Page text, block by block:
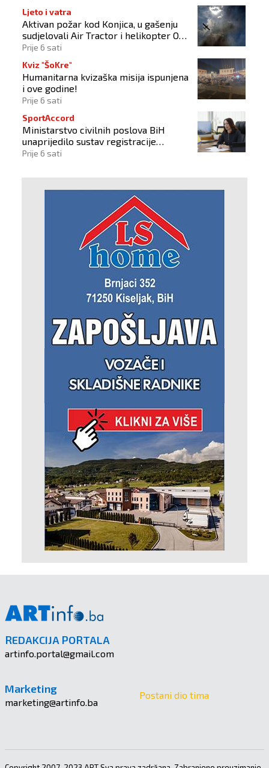
Ljeto i vatra
Aktivan požar kod Konjica, u gašenju
sudjelovali Air Tractor i helikopter OS-
a BiH
Prije 6 sati
Kviz "ŠoKre"
Humanitarna kvizaška misija ispunjena
i ove godine!
Prije 6 sati
SportAccord
Ministarstvo civilnih poslova BiH
unaprijedilo sustav registracije
sportskih organizacija
Prije 6 sati
REDAKCIJA PORTALA
artinfo.portal@gmail.com
Marketing
marketing@artinfo.ba
Postani dio tima